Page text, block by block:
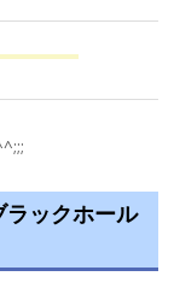
ックホール